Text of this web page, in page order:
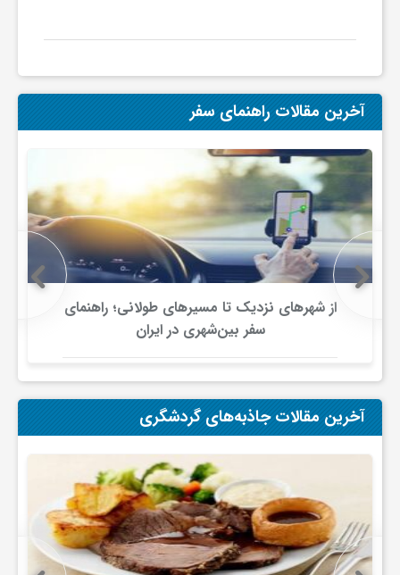
آخرین مقالات راهنمای سفر
از شهرهای نزدیک تا مسیرهای طولانی؛ راهنمای
سفر بین‌شهری در ایران
آخرین مقالات جاذبه‌های گردشگری